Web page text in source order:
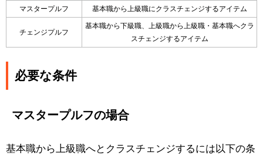
マスタープルフ
基本職から上級職にクラスチェンジするアイテム
チェンジプルフ
基本職から下級職、上級職から上級職・基本職へクラ
スチェンジするアイテム
必要な条件
マスタープルフの場合
基本職から上級職へとクラスチェンジするには以下の条